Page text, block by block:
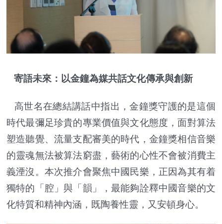
寄語未來：以金鐘為媒共話文化傳承與創新
高世名在總結講話中指出，金鐘獎守護的是這個
時代最彌足珍貴的專業價值與文化態度，面對算法
塑造聽覺、流量支配審美的時代，金鐘獎相信音樂
的靈魂無法被算法窮盡，藝術的心性不會被消費主
義湮沒。本次推介會聚焦中國民樂，正因為其有着
獨特的「腔」與「韻」，最能夠詮釋中國音樂的文
化特質和精神內涵，既陶養性靈，又安頓身心。